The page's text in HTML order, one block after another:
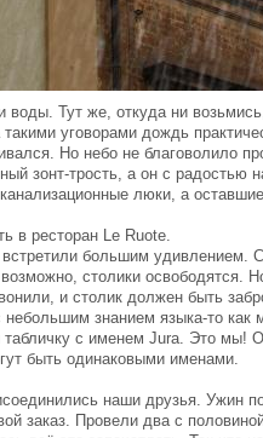
воды. Тут же, откуда ни
уговорами дождь
Но небо не благоволило
зонт-трость, а он с
люки, а
в ресторан Le Ruote.
встретили большим удивлением.
столики освободятся.
и столик должен быть
небольшим знанием языка-то
табличку с именем Jura. Это мы!
быть одинаковыми именами.
наши друзья. Ужин
заказ. Провели два с